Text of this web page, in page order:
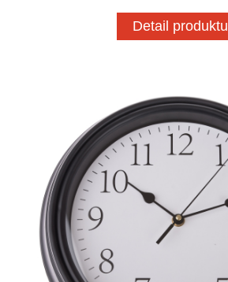
Detail produktu